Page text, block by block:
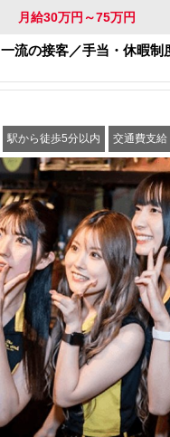
月給30万円～75万円
流の接客／手当・休暇制
駅から徒歩5分以内 交通費支給